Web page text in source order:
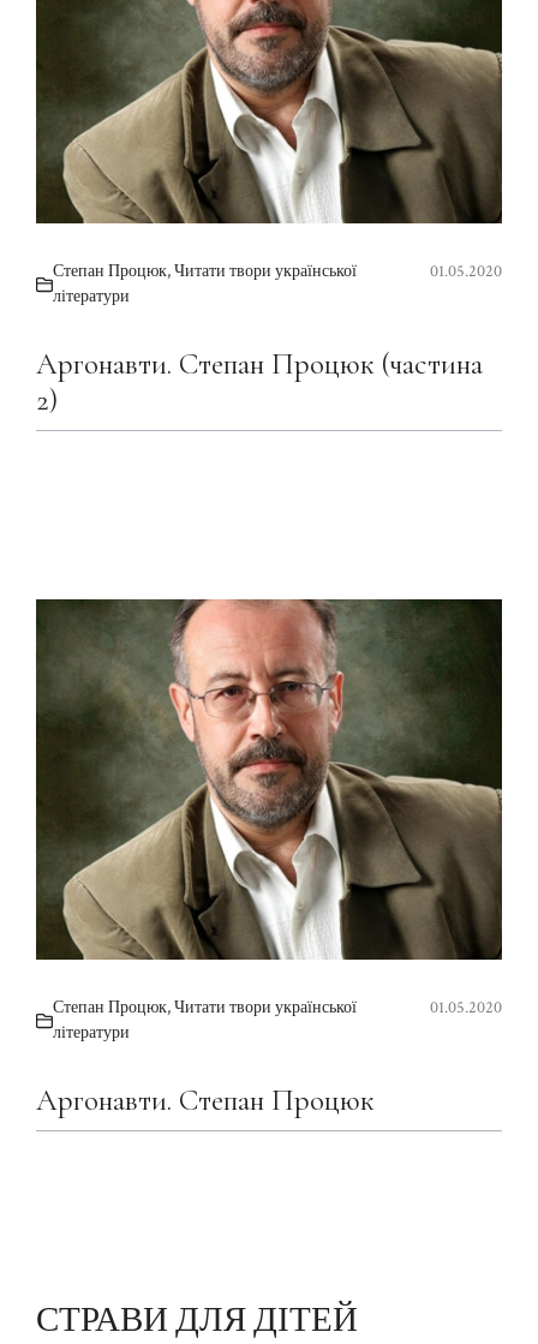
Степан Процюк,Читати твори української
літератури
01.05.2020
Аргонавти. Степан Процюк (частина
2)
Степан Процюк,Читати твори української
літератури
01.05.2020
Аргонавти. Степан Процюк
СТРАВИ ДЛЯ ДІТЕЙ